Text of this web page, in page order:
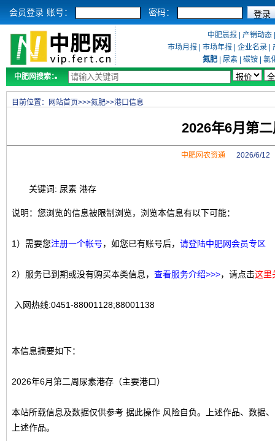
会员登录 账号： 密码：
中肥晨报 产销动态
市场月报
市场年报 企业名录
氮肥
尿素 碳铵
氯
中肥网搜索：
目前位置： 网站首页>>>氮肥>>港口信息
2026年6月第
中肥网农资通 2026/6/12
关键词: 尿素 港存
说明：您浏览的信息被限制浏览，浏览本信息有以下可能：
1）需要您注册一个帐号，如您已有账号后， 请登陆中肥网会员专区
2）服务已到期或没有购买本类信息， 查看服务介绍>>>，请点击这里
入网热线:0451-88001128;88001138
本信息摘要如下：
2026年6月第二周尿素港存（主要港口）
本站所载信息及数据仅供参考 据此操作 风险自负。上述作品、数据
上述作品。